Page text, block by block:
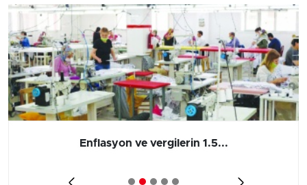
Enflasyon ve vergilerin 1.5...